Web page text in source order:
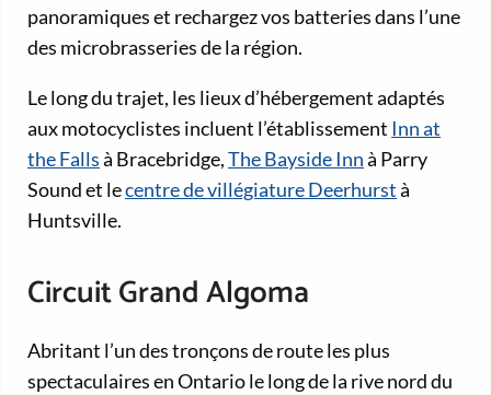
panoramiques et rechargez vos batteries dans l’une
des microbrasseries de la région.
Le long du trajet, les lieux d’hébergement adaptés
aux motocyclistes incluent l’établissement Inn at
the Fallsà Bracebridge,The Bayside Innà Parry
Sound et lecentre de villégiature Deerhurstà
Huntsville.
Circuit Grand Algoma
Abritant l’un des tronçons de route les plus
spectaculaires en Ontario le long de la rive nord du